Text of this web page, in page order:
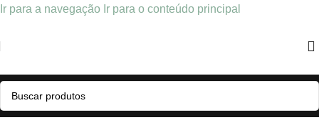
Ir para a navegação Ir para o conteúdo principal